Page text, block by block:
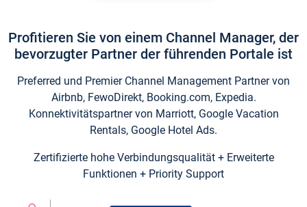
Profitieren Sie von einem Channel Manager, der
bevorzugter Partner der führenden Portale ist
Preferred und Premier Channel Management Partner von
Airbnb, FewoDirekt, Booking.com, Expedia.
Konnektivitätspartner von Marriott, Google Vacation
Rentals, Google Hotel Ads.
Zertifizierte hohe Verbindungsqualität + Erweiterte
Funktionen + Priority Support